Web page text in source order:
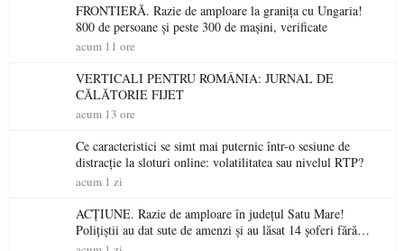
FRONTIERĂ. Razie de amploare la granița cu Ungaria!
800 de persoane și peste 300 de mașini, verificate
acum 11 ore
VERTICALI PENTRU ROMÂNIA: JURNAL DE
CĂLĂTORIE FIJET
acum 13 ore
Ce caracteristici se simt mai puternic într-o sesiune de
distracție la sloturi online: volatilitatea sau nivelul RTP?
acum 1 zi
ACȚIUNE. Razie de amploare în județul Satu Mare!
Polițiștii au dat sute de amenzi și au lăsat 14 șoferi fără
permis într-o singură zi